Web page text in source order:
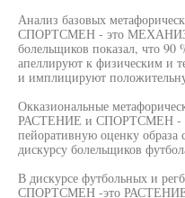
Анализ базовых
СПОРТСМЕН - это
болельщиков показал, что 90
апеллируют к физическим и
и имплицируют
Окказиональные
РАСТЕНИЕ и СПОРТСМЕН -
пейоративную оценку образа
дискурсу болельщиков
В дискурсе футбольных и
СПОРТСМЕН -это РАСТЕНИЕ